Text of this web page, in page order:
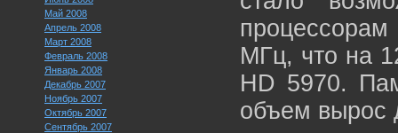
Май 2008
Апрель 2008
Март 2008
Февраль 2008
Январь 2008
Декабрь 2007
Ноябрь 2007
Октябрь 2007
Сентябрь 2007
МГц, что на
HD 5970.
объем вырос